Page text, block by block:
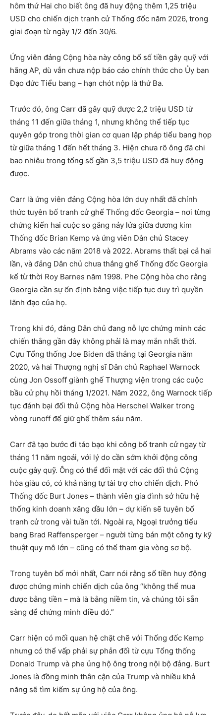
hôm thứ Hai cho biết ông đã huy động thêm 1,25 triệu
USD cho chiến dịch tranh cử Thống đốc năm 2026, trong
giai đoạn từ ngày 1/2 đến 30/6.
Ứng viên đảng Cộng hòa này công bố số tiền gây quỹ với
hãng AP, dù vẫn chưa nộp báo cáo chính thức cho Ủy ban
Đạo đức Tiểu bang – hạn chót nộp là thứ Ba.
Trước đó, ông Carr đã gây quỹ được 2,2 triệu USD từ
tháng 11 đến giữa tháng 1, nhưng không thể tiếp tục
quyên góp trong thời gian cơ quan lập pháp tiểu bang họp
từ giữa tháng 1 đến hết tháng 3. Hiện chưa rõ ông đã chi
bao nhiêu trong tổng số gần 3,5 triệu USD đã huy động
được.
Carr là ứng viên đảng Cộng hòa lớn duy nhất đã chính
thức tuyên bố tranh cử ghế Thống đốc Georgia – nơi từng
chứng kiến hai cuộc so găng nảy lửa giữa đương kim
Thống đốc Brian Kemp và ứng viên Dân chủ Stacey
Abrams vào các năm 2018 và 2022. Abrams thất bại cả hai
lần, và đảng Dân chủ chưa thắng ghế Thống đốc Georgia
kể từ thời Roy Barnes năm 1998. Phe Cộng hòa cho rằng
Georgia cần sự ổn định bằng việc tiếp tục duy trì quyền
lãnh đạo của họ.
Trong khi đó, đảng Dân chủ đang nỗ lực chứng minh các
chiến thắng gần đây không phải là may mắn nhất thời.
Cựu Tổng thống Joe Biden đã thắng tại Georgia năm
2020, và hai Thượng nghị sĩ Dân chủ Raphael Warnock
cùng Jon Ossoff giành ghế Thượng viện trong các cuộc
bầu cử phụ hồi tháng 1/2021. Năm 2022, ông Warnock tiếp
tục đánh bại đối thủ Cộng hòa Herschel Walker trong
vòng runoff để giữ ghế thêm sáu năm.
Carr đã tạo bước đi táo bạo khi công bố tranh cử ngay từ
tháng 11 năm ngoái, với lý do cần sớm khởi động công
cuộc gây quỹ. Ông có thể đối mặt với các đối thủ Cộng
hòa giàu có, có khả năng tự tài trợ cho chiến dịch. Phó
Thống đốc Burt Jones – thành viên gia đình sở hữu hệ
thống kinh doanh xăng dầu lớn – dự kiến sẽ tuyên bố
tranh cử trong vài tuần tới. Ngoài ra, Ngoại trưởng tiểu
bang Brad Raffensperger – người từng bán một công ty kỹ
thuật quy mô lớn – cũng có thể tham gia vòng sơ bộ.
Trong tuyên bố mới nhất, Carr nói rằng số tiền huy động
được chứng minh chiến dịch của ông “không thể mua
được bằng tiền – mà là bằng niềm tin, và chúng tôi sẵn
sàng để chứng minh điều đó.”
Carr hiện có mối quan hệ chặt chẽ với Thống đốc Kemp
nhưng có thể vấp phải sự phản đối từ cựu Tổng thống
Donald Trump và phe ủng hộ ông trong nội bộ đảng. Burt
Jones là đồng minh thân cận của Trump và nhiều khả
năng sẽ tìm kiếm sự ủng hộ của ông.